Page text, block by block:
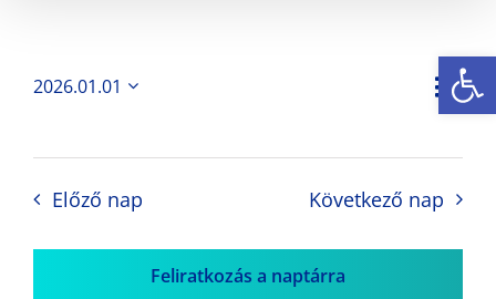
Nap
2026.01.01
Előző nap Következő nap
Feliratkozás a naptárra